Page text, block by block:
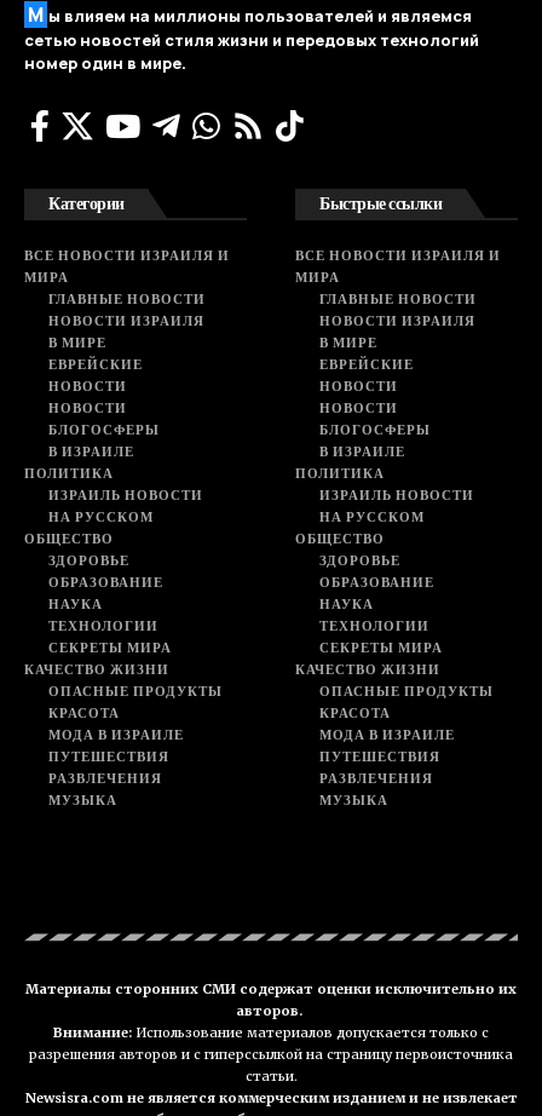
М ы влияем на миллионы пользователей и являемся
сетью новостей стиля жизни и передовых технологий
номер один в мире.
Категории
ВСЕ НОВОСТИ ИЗРАИЛЯ И
МИРА
ГЛАВНЫЕ НОВОСТИ
НОВОСТИ ИЗРАИЛЯ
В МИРЕ
ЕВРЕЙСКИЕ
НОВОСТИ
НОВОСТИ
БЛОГОСФЕРЫ
В ИЗРАИЛЕ
ПОЛИТИКА
ИЗРАИЛЬ НОВОСТИ
НА РУССКОМ
ОБЩЕСТВО
ЗДОРОВЬЕ
ОБРАЗОВАНИЕ
НАУКА
ТЕХНОЛОГИИ
СЕКРЕТЫ МИРА
КАЧЕСТВО ЖИЗНИ
ОПАСНЫЕ ПРОДУКТЫ
КРАСОТА
МОДА В ИЗРАИЛЕ
ПУТЕШЕСТВИЯ
РАЗВЛЕЧЕНИЯ
МУЗЫКА
Быстрые ссылки
ВСЕ НОВОСТИ ИЗРАИЛЯ И
МИРА
ГЛАВНЫЕ НОВОСТИ
НОВОСТИ ИЗРАИЛЯ
В МИРЕ
ЕВРЕЙСКИЕ
НОВОСТИ
НОВОСТИ
БЛОГОСФЕРЫ
В ИЗРАИЛЕ
ПОЛИТИКА
ИЗРАИЛЬ НОВОСТИ
НА РУССКОМ
ОБЩЕСТВО
ЗДОРОВЬЕ
ОБРАЗОВАНИЕ
НАУКА
ТЕХНОЛОГИИ
СЕКРЕТЫ МИРА
КАЧЕСТВО ЖИЗНИ
ОПАСНЫЕ ПРОДУКТЫ
КРАСОТА
МОДА В ИЗРАИЛЕ
ПУТЕШЕСТВИЯ
РАЗВЛЕЧЕНИЯ
МУЗЫКА
Материалы сторонних СМИ содержат оценки исключительно их
авторов.
Внимание: Использование материалов допускается только с
разрешения авторов и с гиперссылкой на страницу первоисточника
статьи.
Newsisra.com не является коммерческим изданием и не извлекает